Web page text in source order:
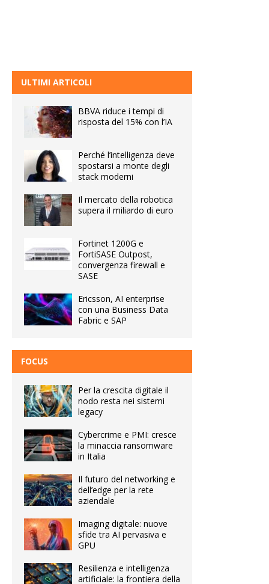
ULTIMI ARTICOLI
BBVA riduce i tempi di
risposta del 15% con l’IA
Perché l’intelligenza deve
spostarsi a monte degli
stack moderni
Il mercato della robotica
supera il miliardo di euro
Fortinet 1200G e
FortiSASE Outpost,
convergenza firewall e
SASE
Ericsson, AI enterprise
con una Business Data
Fabric e SAP
FOCUS
Per la crescita digitale il
nodo resta nei sistemi
legacy
Cybercrime e PMI: cresce
la minaccia ransomware
in Italia
Il futuro del networking e
dell’edge per la rete
aziendale
Imaging digitale: nuove
sfide tra AI pervasiva e
GPU
Resilienza e intelligenza
artificiale: la frontiera della